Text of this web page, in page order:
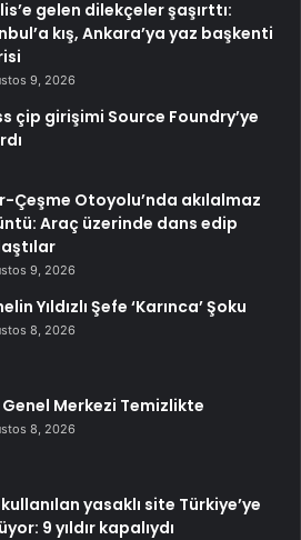
gelen dilekçeler şaşırttı:
kış, Ankara’ya yaz başkenti
9, 2026
çip girişimi Source Foundry’ye
Çeşme Otoyolu’nda akılalmaz
Araç üzerinde dans edip
9, 2026
Yıldızlı Şefe ‘Karınca’ Şoku
8, 2026
Genel Merkezi Temizlikte
8, 2026
yasaklı site Türkiye’ye
9 yıldır kapalıydı